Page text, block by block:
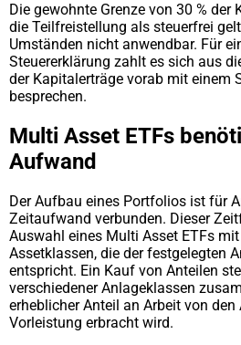
Die gewohnte Grenze von 30 % der
die Teilfreistellung als steuerfrei
Umständen nicht anwendbar. Für
Steuererklärung zahlt es sich aus
der Kapitalerträge vorab mit einem
besprechen.
Multi Asset ETFs
Aufwand
Der Aufbau eines Portfolios ist für
Zeitaufwand verbunden. Dieser
Auswahl eines Multi Asset ETFs
Assetklassen, die der festgelegten
entspricht. Ein Kauf von Anteilen
verschiedener Anlageklassen
erheblicher Anteil an Arbeit von den
Vorleistung erbracht wird.